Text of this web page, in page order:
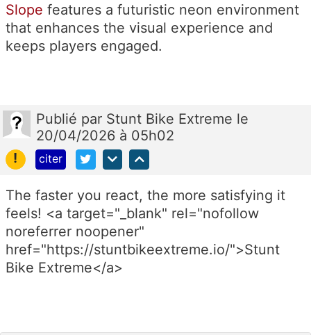
Slope features a futuristic neon environment
that enhances the visual experience and
keeps players engaged.
Publié par Stunt Bike Extreme le
20/04/2026 à 05h02
!
citer
The faster you react, the more satisfying it
feels! <a target="_blank" rel="nofollow
noreferrer noopener"
href="https://stuntbikeextreme.io/">Stunt
Bike Extreme</a>